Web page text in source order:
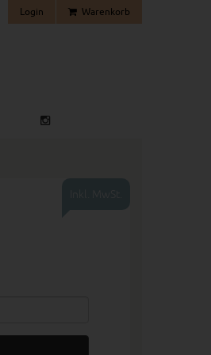
Login Warenkorb